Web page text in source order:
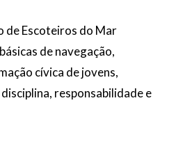
de Escoteiros do Mar
de navegação,
cívica de jovens,
responsabilidade e